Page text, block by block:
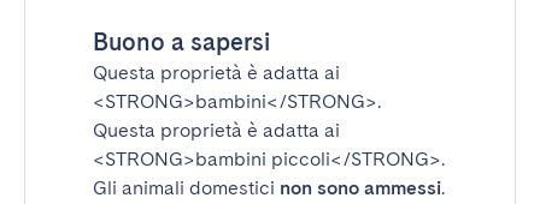
Buono a sapersi
Questa proprietà è adatta ai
<STRONG>bambini</STRONG>.
Questa proprietà è adatta ai
<STRONG>bambini piccoli</STRONG>.
Gli animali domestici non sono ammessi.